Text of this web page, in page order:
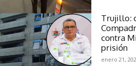
Trujillo:
contra
prisión
enero 21,